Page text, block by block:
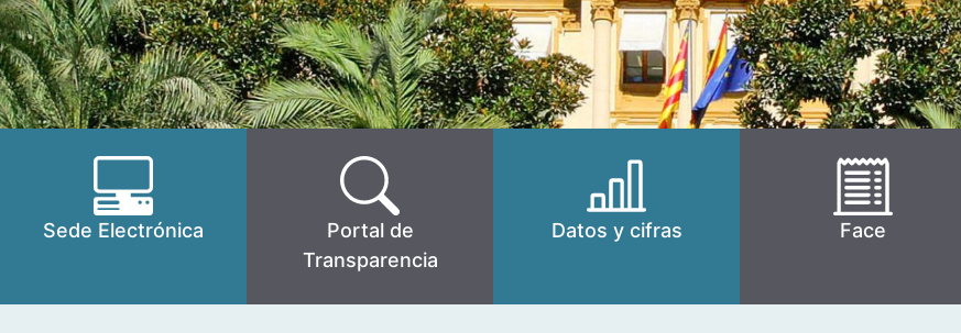
Sede Electrónica
Portal de
Transparencia
Datos y cifras Face